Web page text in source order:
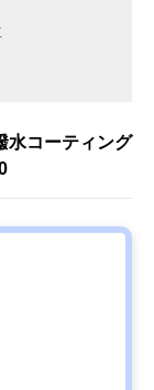
水コーティング